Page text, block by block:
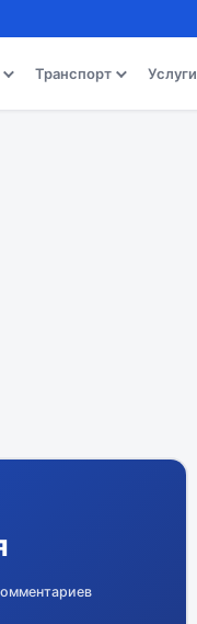
Транспорт Услуги